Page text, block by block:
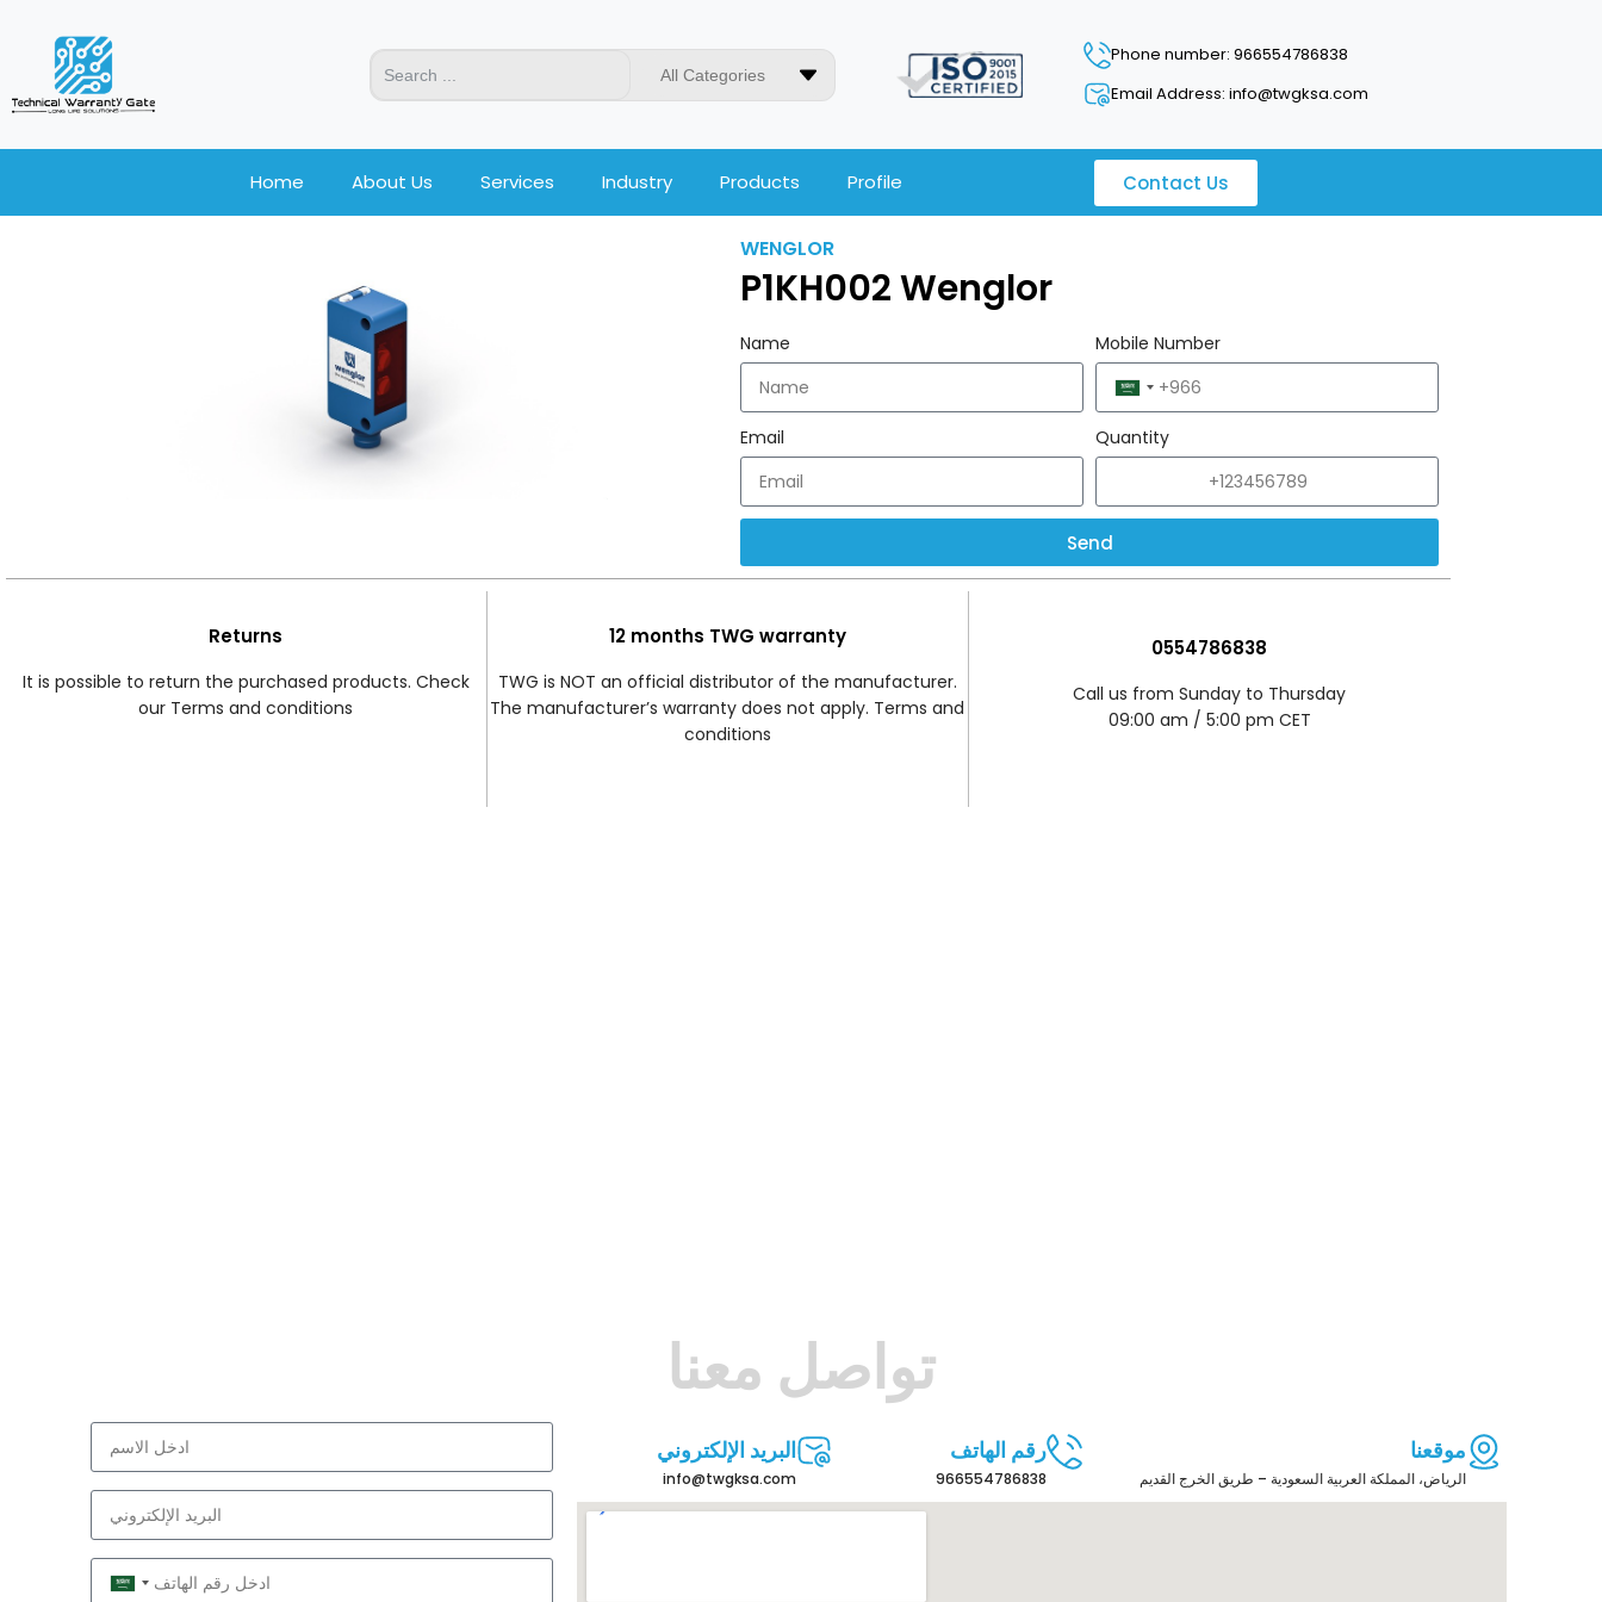
All Categories
Phone number: 966554786838
Email Address: info@twgksa.com
Home About Us Services Industry Products Profile Contact Us
WENGLOR
P1KH002 Wenglor
Name Mobile Number
Saudi
Arabia
+966
Email Quantity
Send
Returns
It is possible to return the purchased products. Check
our Terms and conditions
12 months TWG warranty
TWG is NOT an official distributor of the manufacturer.
The manufacturer’s warranty does not apply. Terms and
conditions
0554786838
Call us from Sunday to Thursday
09:00 am / 5:00 pm CET
تواصل معنا
Saudi
البريد الإلكتروني
info@twgksa.com
رقم الهاتف
966554786838
موقعنا
الرياض، المملكة العربية السعودية – طريق الخرج القديم